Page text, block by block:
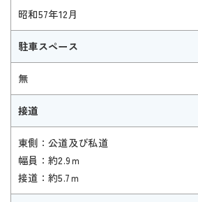
昭和57年12月
駐車スペース
無
接道
東側：公道及び私道
幅員：約2.9ｍ
接道：約5.7ｍ